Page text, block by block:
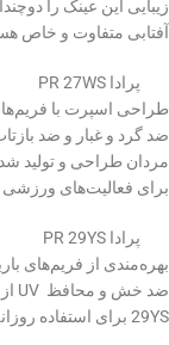
زیبایی این عینک را
آفتابی متفاوت و خاص
پرادا PR 27WS
طراحی اسپرت با
ضد گرد و غبار و ضد
مردان طراحی و تولید
برای فعالیت‌های
پرادا PR 29YS
بهره‌مندی از فریم‌های
29YS برای استفاده روزانه مناسب است و تکمیل کننده استایل‌های مدرن است.